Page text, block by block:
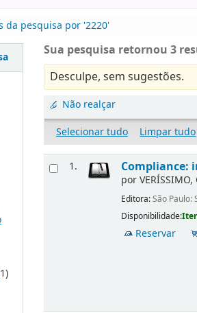
da pesquisa por '2220'
Sua pesquisa retornou 3
Desculpe, sem sugestões.
Não realçar
Selecionar tudo
Limpar tudo
1. Compliance:
porVERÍSSIMO,
Editora:São Paulo:
Disponibilidade:
Reservar